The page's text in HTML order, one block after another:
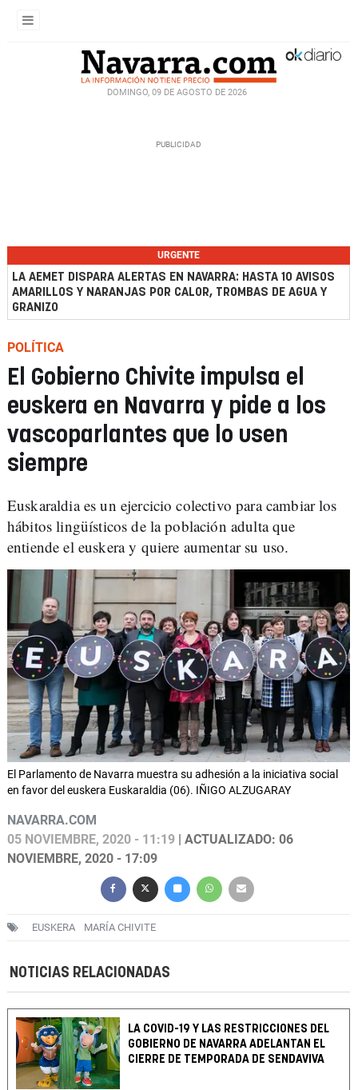
DOMINGO, 09 DE AGOSTO DE 2026
URGENTE
LA AEMET DISPARA ALERTAS EN NAVARRA: HASTA 10 AVISOS
AMARILLOS Y NARANJAS POR CALOR, TROMBAS DE AGUA Y
GRANIZO
POLÍTICA
El Gobierno Chivite impulsa el
euskera en Navarra y pide a los
vascoparlantes que lo usen
siempre
Euskaraldia es un ejercicio colectivo para cambiar los
hábitos lingüísticos de la población adulta que
entiende el euskera y quiere aumentar su uso.
El Parlamento de Navarra muestra su adhesión a la iniciativa social
en favor del euskera Euskaraldia (06). IÑIGO ALZUGARAY
NAVARRA.COM
05 NOVIEMBRE, 2020 - 11:19 | ACTUALIZADO: 06
NOVIEMBRE, 2020 - 17:09
EUSKERA MARÍA CHIVITE
NOTICIAS RELACIONADAS
LA COVID-19 Y LAS RESTRICCIONES DEL
GOBIERNO DE NAVARRA ADELANTAN EL
CIERRE DE TEMPORADA DE SENDAVIVA